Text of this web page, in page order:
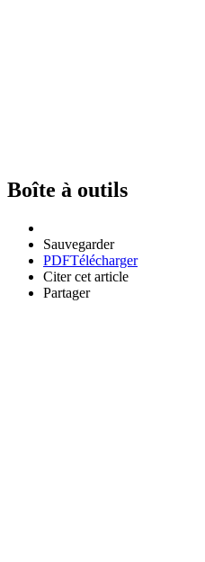
Boîte à outils
Sauvegarder
PDFTélécharger
Citer cet article
Partager